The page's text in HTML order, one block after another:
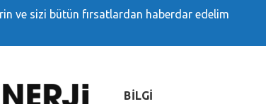
ve sizi bütün fırsatlardan haberdar edelim
BİLGİ